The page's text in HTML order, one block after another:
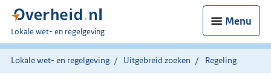
Menu
U
bent
hier:
Lokale wet- en regelgeving
Lokale wet- en regelgeving Uitgebreid zoeken Regeling